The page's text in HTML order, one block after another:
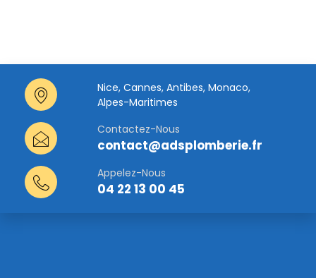
Nice, Cannes, Antibes, Monaco,
Alpes-Maritimes
Contactez-Nous
contact@adsplomberie.fr
Appelez-Nous
04 22 13 00 45